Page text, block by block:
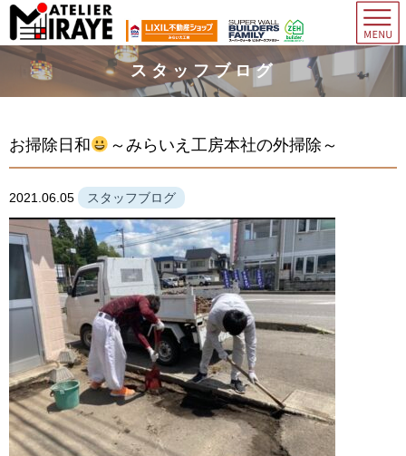
スタッフブログ
お掃除日和 ～みらいえ工房本社の外掃除～
2021.06.05 スタッフブログ